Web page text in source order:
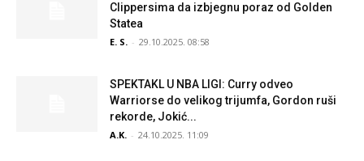
Clippersima da izbjegnu poraz od Golden
Statea
E. S. - 29.10.2025. 08:58
SPEKTAKL U NBA LIGI: Curry odveo
Warriorse do velikog trijumfa, Gordon ruši
rekorde, Jokić...
A.K. - 24.10.2025. 11:09